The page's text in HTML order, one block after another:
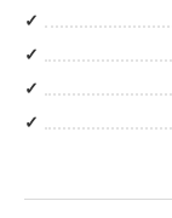
✓
✓
✓
✓